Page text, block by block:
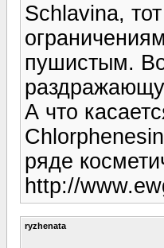
Schlavina,
пушистым.
А что
ряде
http://
ryzhenata